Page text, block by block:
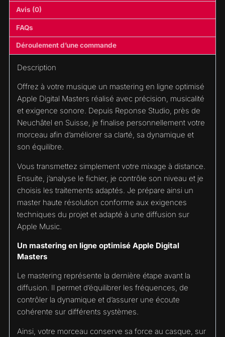
Avis (0)
FAQs
Déroulement d’une commande
Description
Offrez à votre musique un mastering en ligne optimisé
Apple Digital Masters réalisé avec précision, musicalité
et exigence sonore. Depuis Reponse Studio, près de
Neuchâtel en Suisse, je finalise personnellement votre
morceau afin d’améliorer sa clarté, sa dynamique et
son équilibre.
Vous transmettez simplement votre mixage à distance.
Ensuite, j’analyse le fichier, je contrôle son niveau et je
choisis les traitements adaptés. Je prépare ainsi un
master haute résolution conforme aux exigences
techniques du projet et adapté à une diffusion sur
Apple Music.
Un mastering en ligne optimisé Apple Digital
Masters
Le mastering représente la dernière étape avant la
diffusion. Il permet d’équilibrer les fréquences, de
contrôler la dynamique et d’assurer une écoute
cohérente sur différents systèmes.
Ainsi, votre morceau conserve sa force au casque, sur